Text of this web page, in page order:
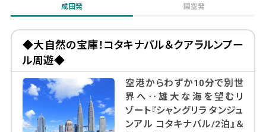
宿泊先の選び方
マレーシア新婚旅行はトラベル・スタンダー
ド・ジャパンにおまかせ
まとめ
当社のマレーシアツアーはアレンジ自由自在！
成田発 関空発
◆大自然の宝庫！コタキナバル＆クアラルンプー
ル周遊◆
空港からわずか10分で別世
界へ‥雄大な海を望むリ
ゾート『シャングリラ タンジュ
ンアル コタキナバル/2泊』＆